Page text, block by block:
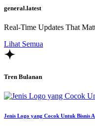
general.latest
Real-Time Updates That
Lihat Semua
Tren Bulanan
Jenis Logo yang Cocok Untuk Bisnis